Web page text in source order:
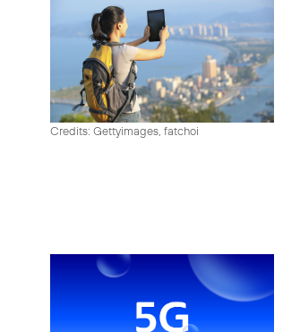
Credits: Gettyimages, fatchoi